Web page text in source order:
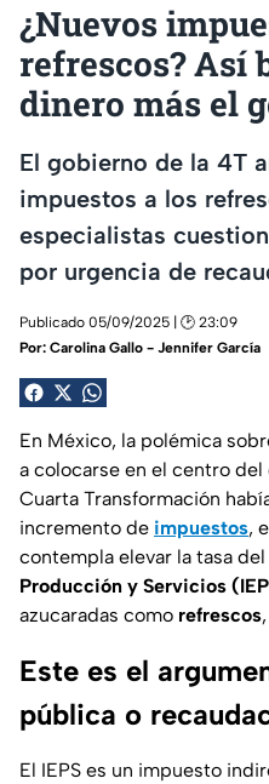
¿Nuevos
refrescos? Así
dinero más el
El gobierno de la 4T
impuestos a los
especialistas
por urgencia de
Publicado 05/09/2025 | 🕑 23:09
Por: Carolina Gallo - Jennifer García
En México, la polémica
a colocarse en el centro
Cuarta Transformación
incremento de impuestos,
contempla elevar la tasa del
Producción y Servicios
azucaradas como refrescos
Este es el
pública o
El IEPS es un impuesto